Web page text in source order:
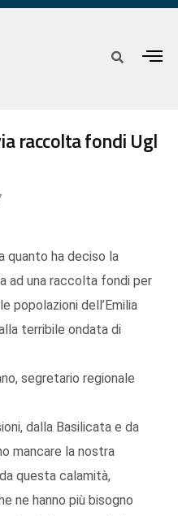
raccolta fondi Ugl
quanto ha deciso la
ad una raccolta fondi per
popolazioni dell’Emilia
terribile ondata di
segretario regionale
dalla Basilicata e da
mancare la nostra
questa calamità,
ne hanno più bisogno